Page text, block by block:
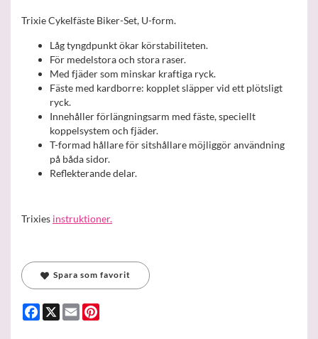
Trixie Cykelfäste Biker-Set, U-form.
Låg tyngdpunkt ökar körstabiliteten.
För medelstora och stora raser.
Med fjäder som minskar kraftiga ryck.
Fäste med kardborre: kopplet släpper vid ett plötsligt
ryck.
Innehåller förlängningsarm med fäste, speciellt
koppelsystem och fjäder.
T-formad hållare för sitshållare möjliggör användning
på båda sidor.
Reflekterande delar.
Trixies instruktioner.
Spara som favorit
Facebook
X Email